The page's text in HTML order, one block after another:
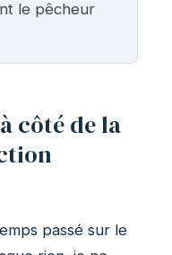
le pêcheur
côté de la
passé sur le